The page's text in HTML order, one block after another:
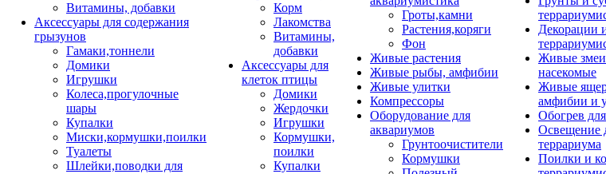
Витамины, добавки
Аксессуары для содержания
грызунов
Гамаки,тоннели
Домики
Игрушки
Колеса,прогулочные
шары
Купалки
Миски,кормушки,поилки
Туалеты
Шлейки,поводки для
Корм
Лакомства
Витамины,
добавки
Аксессуары для
клеток птицы
Домики
Жердочки
Игрушки
Кормушки,
поилки
Купалки
Гроты,камни
Растения,коряги
Фон
Живые растения
Живые рыбы, амфибии
Живые улитки
Компрессоры
Оборудование для
аквариумов
Грунтоочистители
Кормушки
Декорации
Живые
насекомые
Живые
амфибии и
Обогрев
Освещение
террариума
Поилки и